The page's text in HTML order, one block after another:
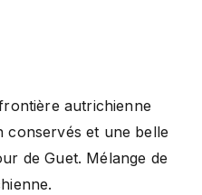
autrichienne
conservés et une belle
de Guet. Mélange de